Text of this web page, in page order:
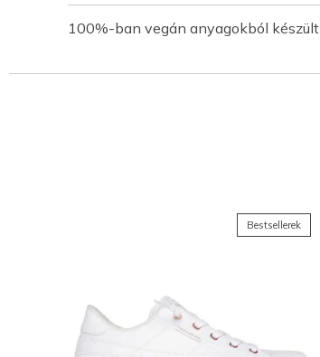
100%-ban vegán anyagokból készült
Bestsellerek